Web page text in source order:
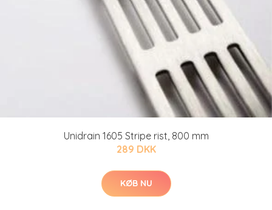
Unidrain 1605 Stripe rist, 800 mm
289 DKK
KØB NU